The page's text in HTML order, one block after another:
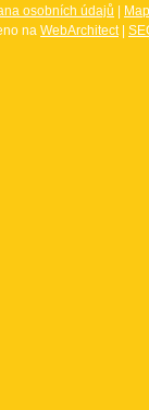
osobních údajů
na WebArchitect|